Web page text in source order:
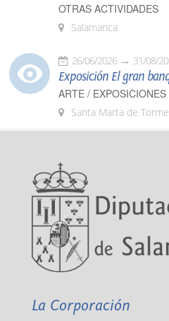
OTRAS ACTIVIDADES
Salamanca
26/06/2026 31/08/
Exposición El gran
ARTE / EXPOSICIONES
Santa Marta de
La Corporación